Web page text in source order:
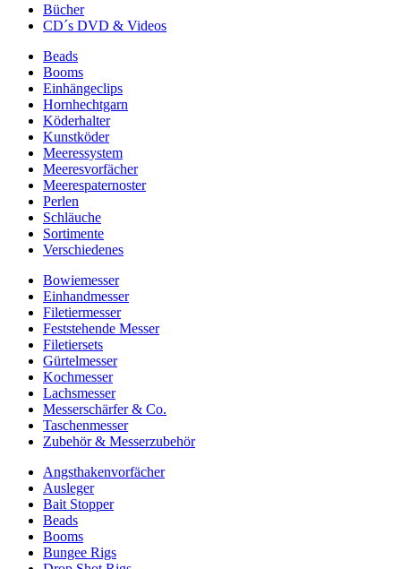
Bücher
CD´s DVD & Videos
Beads
Booms
Einhängeclips
Hornhechtgarn
Köderhalter
Kunstköder
Meeressystem
Meeresvorfächer
Meerespaternoster
Perlen
Schläuche
Sortimente
Verschiedenes
Bowiemesser
Einhandmesser
Filetiermesser
Feststehende Messer
Filetiersets
Gürtelmesser
Kochmesser
Lachsmesser
Messerschärfer & Co.
Taschenmesser
Zubehör & Messerzubehör
Angsthakenvorfächer
Ausleger
Bait Stopper
Beads
Booms
Bungee Rigs